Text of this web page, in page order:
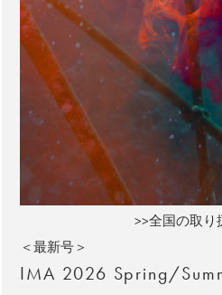
>>全国の取り
＜最新号＞
IMA 2026 Spring/